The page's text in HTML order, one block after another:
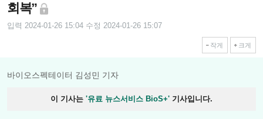
회복”
입력 2024-01-26 15:04 수정 2024-01-26 15:07
작게 크게
바이오스펙테이터 김성민 기자
이 기사는 '유료 뉴스서비스 BioS+' 기사입니다.